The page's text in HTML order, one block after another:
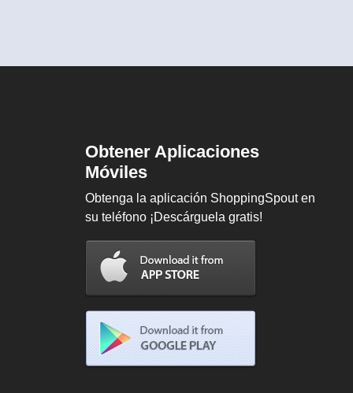
Obtener Aplicaciones
Móviles
Obtenga la aplicación ShoppingSpout en
su teléfono ¡Descárguela gratis!